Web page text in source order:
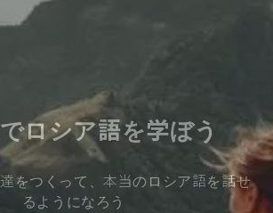
ロシア語を学ぼう
をつくって、本当のロシア語を話せ
るようになろう